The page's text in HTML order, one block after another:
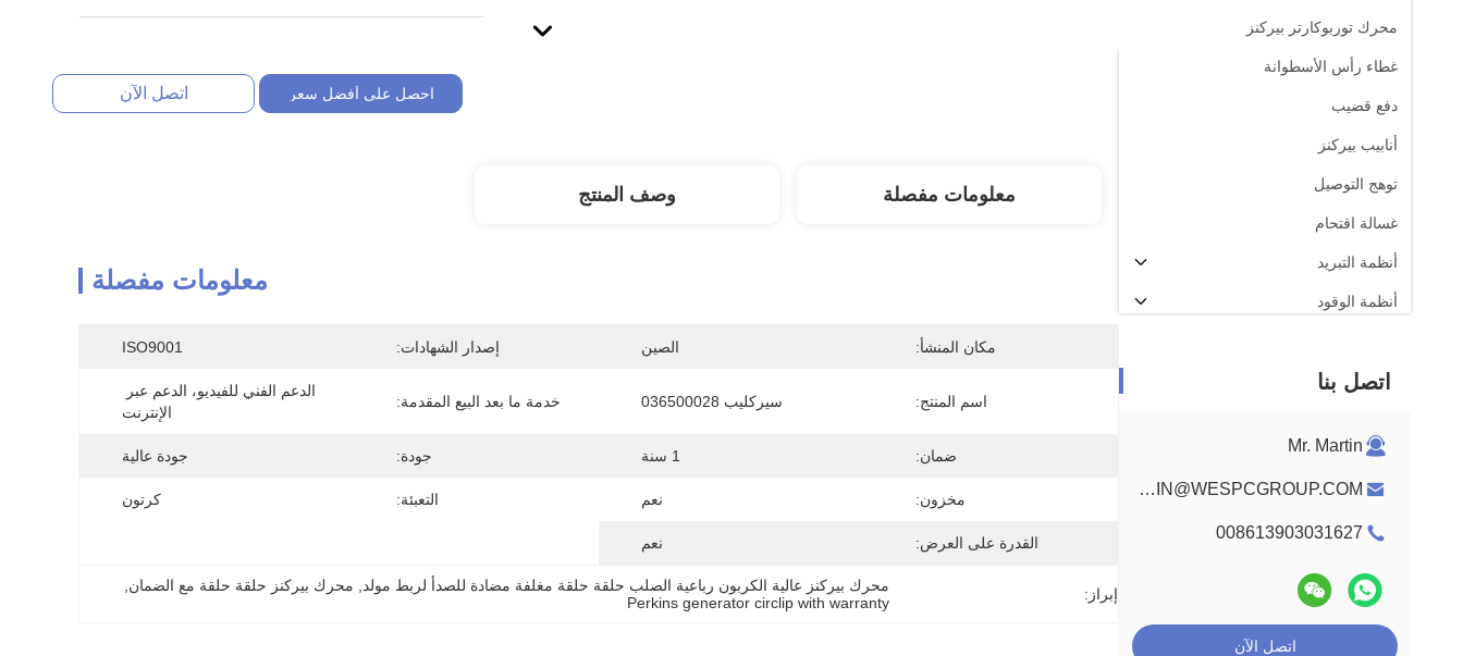
محرك توربوكارتر بيركنز
غطاء رأس الأسطوانة
دفع قضيب
أنابيب بيركنز
توهج التوصيل
غسالة اقتحام
أنظمة التبريد
أنظمة الوقود
عمود كامة محرك بيركنز
اتصل بنا
Mr. Martin
MARTIN@WESPCGROUP.COM
008613903031627
اتصل الآن
احصل على أفضل سعر اتصل الآن
معلومات مفصلة وصف المنتج
معلومات مفصلة
مكان المنشأ: الصين إصدار الشهادات: ISO9001
اسم المنتج: سيركليب 036500028 خدمة ما بعد البيع المقدمة:
الإنترنت
ضمان: 1 سنة جودة: جودة عالية
مخزون: نعم التعبئة: كرتون
القدرة على العرض: نعم
إبراز: محرك بيركنز عالية الكربون رباعية الصلب حلقة حلقة مغلفة مضادة للصدأ لربط مولد محرك بيركنز حلقة حلقة مع الضمان
Perkins generator circlip with warranty